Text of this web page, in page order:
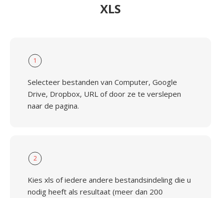
XLS
1
Selecteer bestanden van Computer, Google
Drive, Dropbox, URL of door ze te verslepen
naar de pagina.
2
Kies xls of iedere andere bestandsindeling die u
nodig heeft als resultaat (meer dan 200